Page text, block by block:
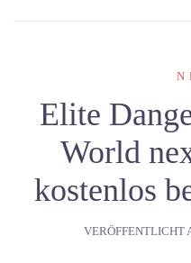
Elite
World
kostenlos
VERÖFFENTLICHT